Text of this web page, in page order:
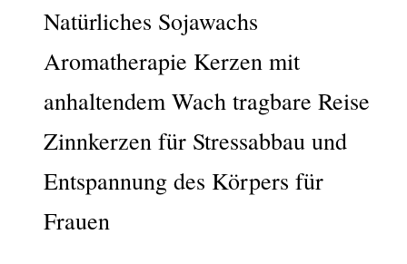
Natürliches Sojawachs
Aromatherapie Kerzen mit
anhaltendem Wach tragbare Reise
Zinnkerzen für Stressabbau und
Entspannung des Körpers für
Frauen